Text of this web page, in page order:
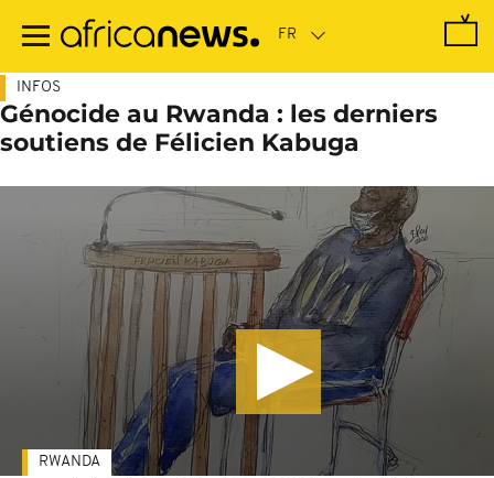
contenu
INFOS
Génocide au Rwanda : les derniers
soutiens de Félicien Kabuga
RWANDA